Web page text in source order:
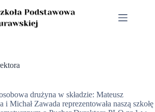
drużyna w składzie: Mateusz
Michał Zawada reprezentowała naszą szkołę